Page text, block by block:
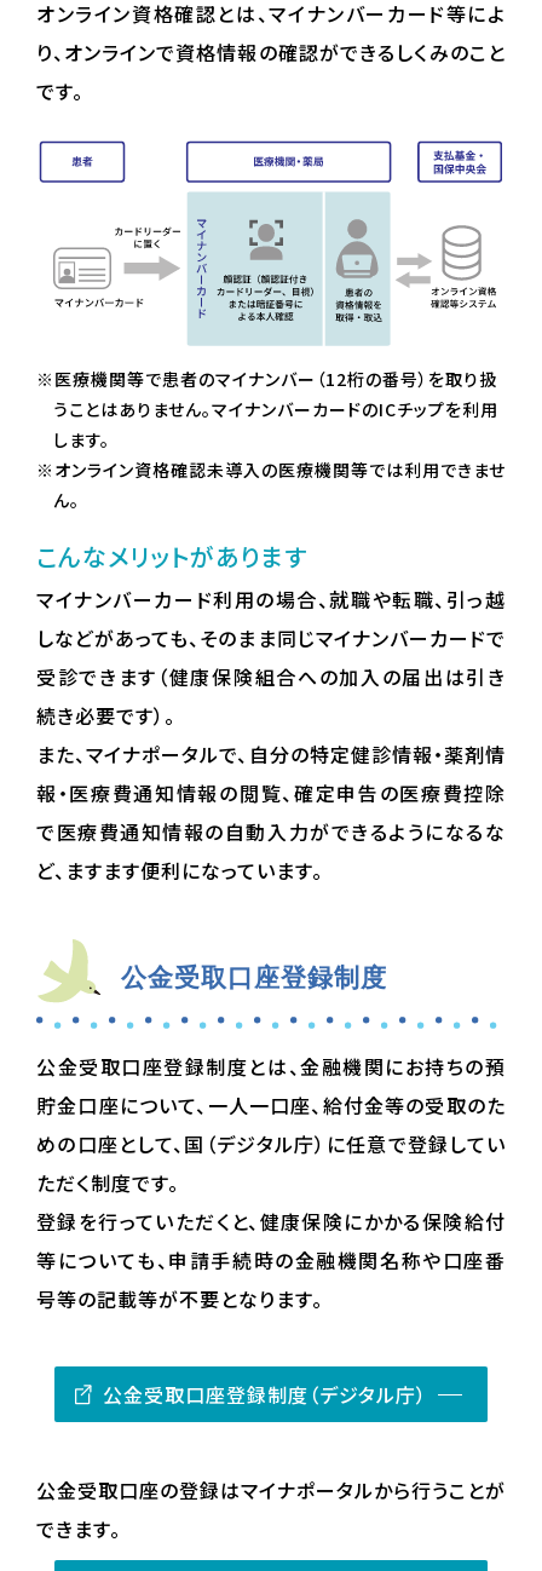
オンライン資格確認とは、マイナンバーカード等によ
り、オンラインで資格情報の確認ができるしくみのこと
です。
※医療機関等で患者のマイナンバー（12桁の番号）を取り扱
うことはありません。マイナンバーカードのICチップを利用
します。
※オンライン資格確認未導入の医療機関等では利用できませ
ん。
こんなメリットがあります
マイナンバーカード利用の場合、就職や転職、引っ越
しなどがあっても、そのまま同じマイナンバーカードで
受診できます（健康保険組合への加入の届出は引き
続き必要です）。
また、マイナポータルで、自分の特定健診情報・薬剤情
報・医療費通知情報の閲覧、確定申告の医療費控除
で医療費通知情報の自動入力ができるようになるな
ど、ますます便利になっています。
公金受取口座登録制度
公金受取口座登録制度とは、金融機関にお持ちの預
貯金口座について、一人一口座、給付金等の受取のた
めの口座として、国（デジタル庁）に任意で登録してい
ただく制度です。
登録を行っていただくと、健康保険にかかる保険給付
等についても、申請手続時の金融機関名称や口座番
号等の記載等が不要となります。
公金受取口座登録制度（デジタル庁）
公金受取口座の登録はマイナポータルから行うことが
できます。